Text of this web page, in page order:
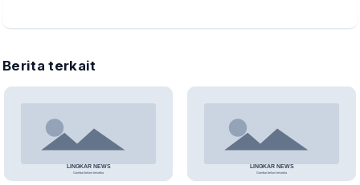
Berita terkait